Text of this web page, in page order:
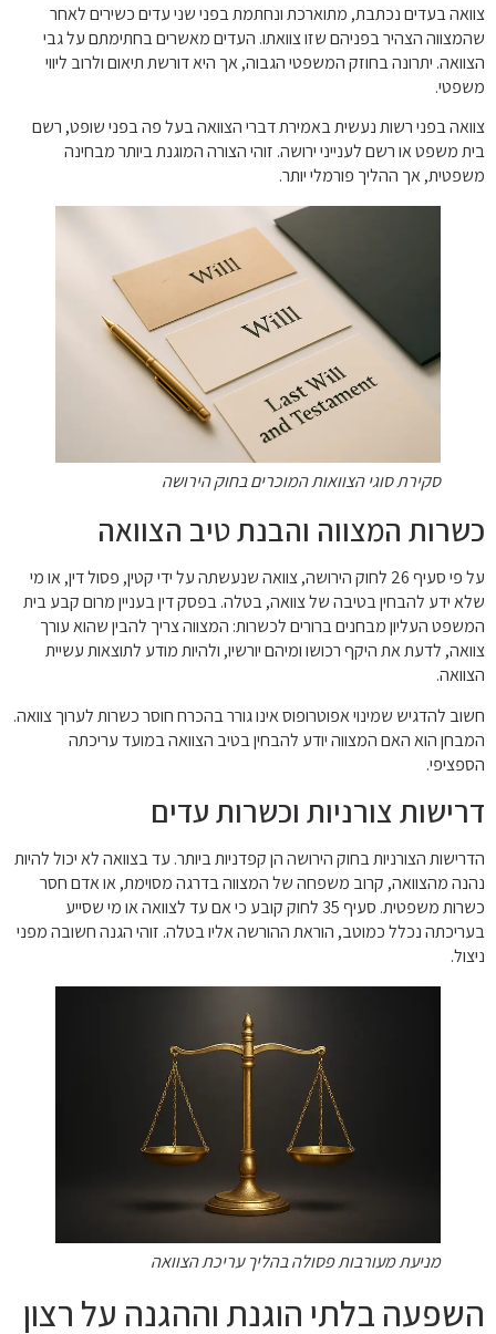
צוואה בעדים נכתבת, מתוארכת ונחתמת בפני שני עדים כשירים לאחר
שהמצווה הצהיר בפניהם שזו צוואתו. העדים מאשרים בחתימתם על גבי
הצוואה. יתרונה בחוזק המשפטי הגבוה, אך היא דורשת תיאום ולרוב ליווי
משפטי.
צוואה בפני רשות נעשית באמירת דברי הצוואה בעל פה בפני שופט, רשם
בית משפט או רשם לענייני ירושה. זוהי הצורה המוגנת ביותר מבחינה
משפטית, אך ההליך פורמלי יותר.
סקירת סוגי הצוואות המוכרים בחוק הירושה
כשרות המצווה והבנת טיב הצוואה
על פי סעיף 26 לחוק הירושה, צוואה שנעשתה על ידי קטין, פסול דין, או מי
שלא ידע להבחין בטיבה של צוואה, בטלה. בפסק דין בעניין מרום קבע בית
המשפט העליון מבחנים ברורים לכשרות: המצווה צריך להבין שהוא עורך
צוואה, לדעת את היקף רכושו ומיהם יורשיו, ולהיות מודע לתוצאות עשיית
הצוואה.
חשוב להדגיש שמינוי אפוטרופוס אינו גורר בהכרח חוסר כשרות לערוך צוואה.
המבחן הוא האם המצווה יודע להבחין בטיב הצוואה במועד עריכתה
הספציפי.
דרישות צורניות וכשרות עדים
הדרישות הצורניות בחוק הירושה הן קפדניות ביותר. עד בצוואה לא יכול להיות
נהנה מהצוואה, קרוב משפחה של המצווה בדרגה מסוימת, או אדם חסר
כשרות משפטית. סעיף 35 לחוק קובע כי אם עד לצוואה או מי שסייע
בעריכתה נכלל כמוטב, הוראת ההורשה אליו בטלה. זוהי הגנה חשובה מפני
ניצול.
מניעת מעורבות פסולה בהליך עריכת הצוואה
השפעה בלתי הוגנת וההגנה על רצון